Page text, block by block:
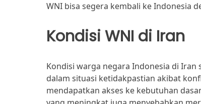
WNI bisa segera kembali ke Indonesia
Kondisi WNI di Iran
Kondisi warga negara Indonesia di
dalam situasi ketidakpastian akibat
mendapatkan akses ke kebutuhan